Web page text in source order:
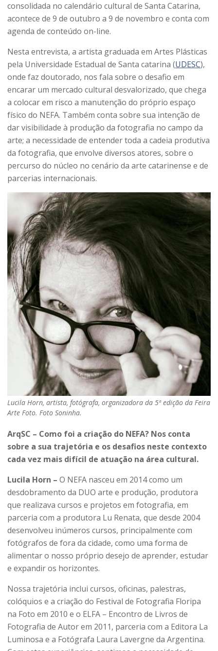
consolidada no calendário cultural de Santa Catarina,
acontece de 9 de outubro a 9 de novembro e conta com
agenda de conteúdo on-line.
Nesta entrevista, a artista graduada em Artes Plásticas
pela Universidade Estadual de Santa catarina (UDESC),
onde faz doutorado, nos fala sobre o desafio em
encarar um mercado cultural desvalorizado, que chega
a colocar em risco a manutenção do próprio espaço
físico do NEFA. Também conta sobre sua intenção de
dar visibilidade à produção da fotografia no campo da
arte; a necessidade de entender toda a cadeia produtiva
da fotografia, que envolve diversos atores, sobre o
percurso do núcleo no cenário da arte catarinense e de
parcerias internacionais.
Lucila Horn, artista, fotógrafa, organizadora da 5ª edição da Feira
Arte Foto. Foto Soninha.
ArqSC – Como foi a criação do NEFA? Nos conta
sobre a sua trajetória e os desafios neste contexto
cada vez mais difícil de atuação na área cultural.
Lucila Horn – O NEFA nasceu em 2014 como um
desdobramento da DUO arte e produção, produtora
que realizava cursos e projetos em fotografia, em
parceria com a produtora Lu Renata, que desde 2004
desenvolveu inúmeros cursos, principalmente com
fotógrafos de fora da cidade, como uma forma de
alimentar o nosso próprio desejo de aprender, estudar
e expandir os horizontes.
Nossa trajetória inclui cursos, oficinas, palestras,
colóquios e a criação do Festival de Fotografia Floripa
na Foto em 2010 e o ELFA – Encontro de Livros de
Fotografia de Autor em 2011, parceria com a Editora La
Luminosa e a Fotógrafa Laura Lavergne da Argentina.